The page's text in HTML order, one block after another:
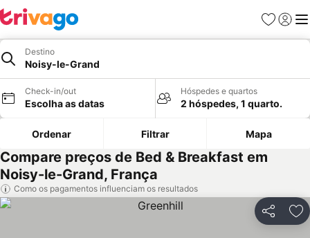
Favoritos
Iniciar
Destino
Noisy-le-Grand
Check-in/out
Escolha as datas
Hóspedes e quartos
2 hóspedes, 1 quarto.
Ordenar Filtrar Mapa
Compare preços de Bed & Breakfast em
Noisy-le-Grand, França
Como os pagamentos influenciam os resultados
Partilhar